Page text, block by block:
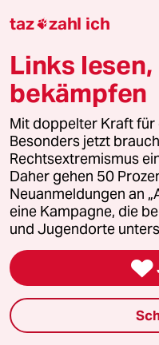
Veranstaltungen
Demnächst
Vor Ort
Live im Stream
Vergangene
taz lab 2027
taz zahl ich
Links
bekämpfen
Mit doppelter Kraft für
Besonders jetzt
Rechtsextremismus
Daher gehen 50
Neuanmeldungen an
eine Kampagne, die
und Jugendorte
